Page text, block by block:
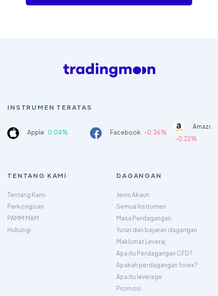
INSTRUMEN TERATAS
Apple 0.04% Facebook -0.36%
-0.22%
TENTANG KAMI
Tentang Kami
Perkongsian
PAMM MAM
Hubungi
DAGANGAN
Jenis Akaun
Semua Instrumen
Masa Perdagangan
Yuran dan bayaran dagangan
Maklumat Leveraj
Apa itu Perdagangan CFD?
Apakah perdagangan forex?
Apa itu leverage
Promosi